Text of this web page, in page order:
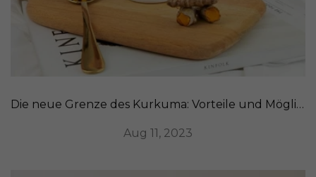
Die neue Grenze des Kurkuma: Vorteile und Möglichkeiten der Einnahme
Aug 11, 2023